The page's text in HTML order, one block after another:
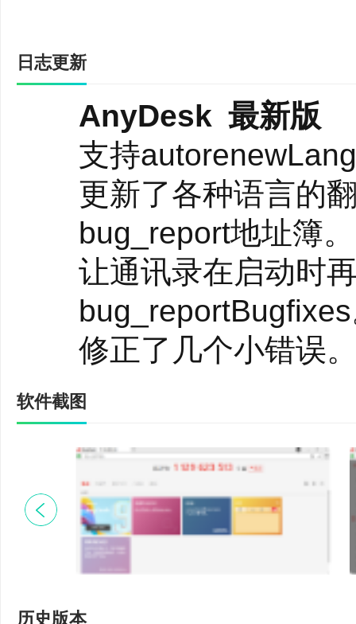
帧率
AnyDesk传输通过局
何竞争的远程桌面应用
为大多数PC显示器也
作成为可能。
延迟
延迟在尽可能低的水
低，更快的远程PC响
传输数据时，对方施加
加了尽可能少的法案。
毫秒，不再察觉。
通信
如果远程桌面软件
率是决定因素。这对于
效率使得它可以流畅的
日志更新
AnyDesk 最新版
支持
更新了各种语言的
bug_report地址簿。
让通讯录在启动时再
bug_reportBugfixes
修正了几个小错误
软件截图
历史版本